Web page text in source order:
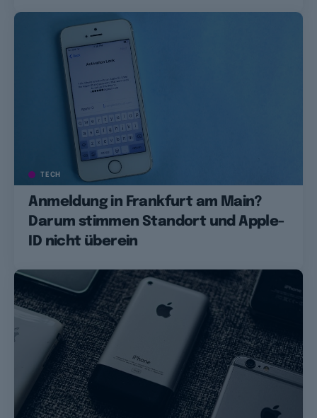
TECH
Anmeldung in Frankfurt am Main?
Darum stimmen Standort und Apple-
ID nicht überein